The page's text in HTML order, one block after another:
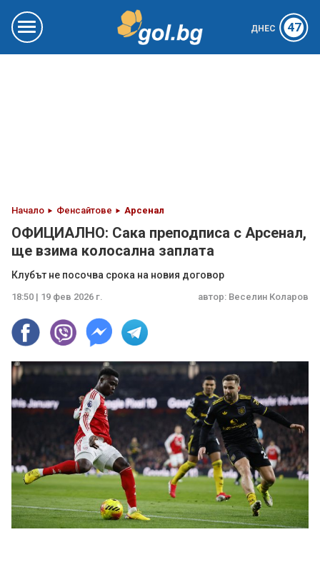
ДНЕС 47
Начало Фенсайтове Арсенал
ОФИЦИАЛНО: Сака преподписа с Арсенал,
ще взима колосална заплата
Клубът не посочва срока на новия договор
18:50 | 19 фев 2026 г. автор: Веселин Коларов